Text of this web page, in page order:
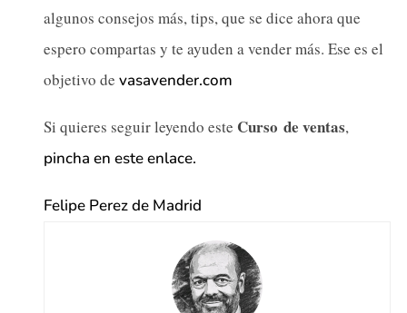
algunos consejos más, tips, que se dice ahora que
espero compartas y te ayuden a vender más. Ese es el
objetivo de vasavender.com
Si quieres seguir leyendo este Curso de ventas,
pincha en este enlace.
Felipe Perez de Madrid